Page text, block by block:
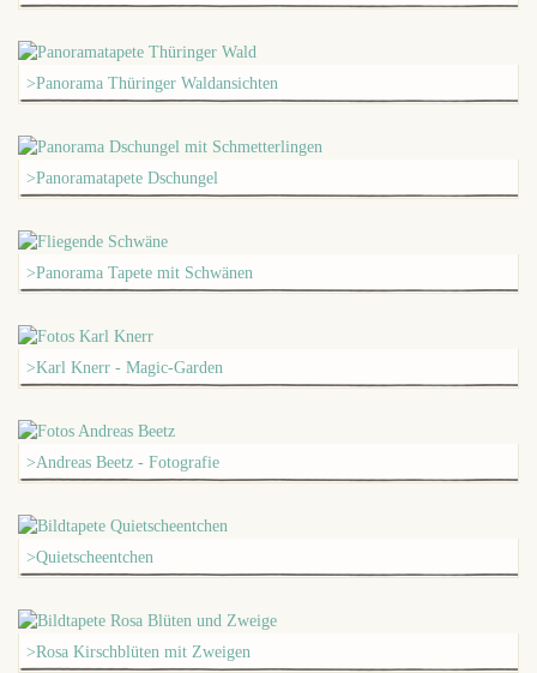
>Panorama Thüringer Waldansichten
>Panoramatapete Dschungel
>Panorama Tapete mit Schwänen
>Karl Knerr - Magic-Garden
>Andreas Beetz - Fotografie
>Quietscheentchen
>Rosa Kirschblüten mit Zweigen